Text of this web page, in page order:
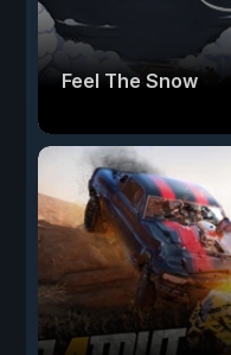
Feel The Snow